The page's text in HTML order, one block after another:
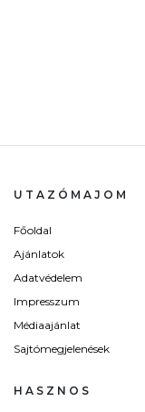
UTAZÓMAJOM
Főoldal
Ajánlatok
Adatvédelem
Impresszum
Médiaajánlat
Sajtómegjelenések
HASZNOS